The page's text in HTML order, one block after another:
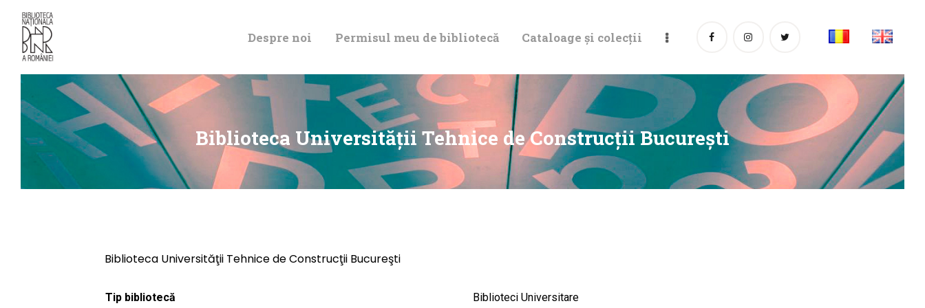
Despre noi Permisul meu de bibliotecă Cataloage și colecții
Biblioteca Universităţii Tehnice de Construcţii Bucureşti
DE BIBLIOTECĂ
CATALOAGE ȘI
COLECȚII
Biblioteca Universităţii Tehnice de Construcţii Bucureşti
Tip bibliotecă Biblioteci Universitare